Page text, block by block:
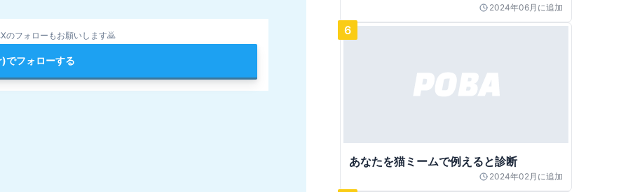
のフォローもお願いします🙇
フォローする
2024年06月 に追加
6
あなたを猫ミームで例えると診断
2024年02月 に追加